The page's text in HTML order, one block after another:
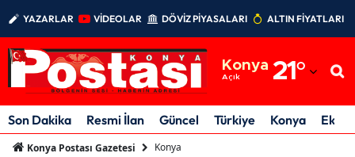
YAZARLAR VİDEOLAR DÖVİZ PİYASALARI ALTIN FİYATLARI
Konya
Açık 21°
Adıyaman
Afyonkarahisar
Son Dakika Resmi İlan Güncel Türkiye Konya
Konya Postası Gazetesi Konya